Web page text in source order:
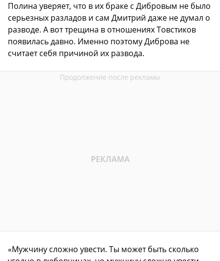
Полина уверяет, что в их браке с Дибровым не было
серьезных разладов и сам Дмитрий даже не думал о
разводе. А вот трещина в отношениях Товстиков
появилась давно. Именно поэтому Диброва не
считает себя причиной их развода.
«Мужчину сложно увести. Ты может быть сколько